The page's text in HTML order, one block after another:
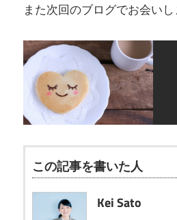
また次回のブログでお会いし
この記事を書いた人
Kei Sato